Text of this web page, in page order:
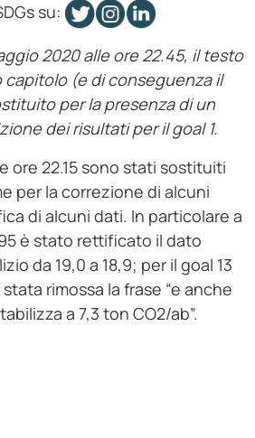
su:
2020 alle ore 22.45, il testo
(e di conseguenza il
per la presenza di un
dei risultati per il goal 1.
ore 22.15 sono stati sostituiti
per la correzione di alcuni
di alcuni dati. In particolare a
è stato rettificato il dato
da 19,0 a 18,9; per il goal 13
stata rimossa la frase “e anche
a 7,3 ton CO2/ab”.